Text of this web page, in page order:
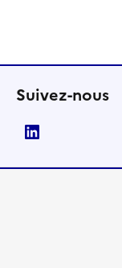
Suivez-nous